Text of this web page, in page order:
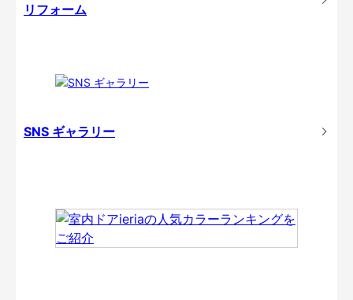
リフォーム
SNS ギャラリー